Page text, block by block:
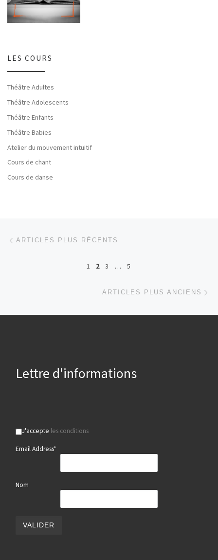
LES COURS
Théâtre Adultes
Théâtre Adolescents
Théâtre Enfants
Théâtre Babies
Atelier du mouvement intuitif
Cours de chant
Cours de danse
Navigation dans les articles
ARTICLES PLUS RÉCENTS
1 2 3 … 5
ARTICLES PLUS ANCIENS
Lettre d'informations
J'accepte les conditions
Email Address*
Nom